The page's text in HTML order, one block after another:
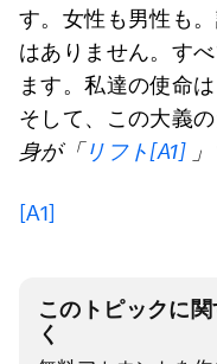
す。女性も男性も
はありません。す
ます。私達の使命
そして、この大義
身が「 リフト[A1]
[A1]
このトピックに
く